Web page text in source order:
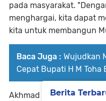
pada masyarakat.
menghargai, kita dapat
kita untuk membangun
Baca Juga : Wujudkan
Cepat Bupati H M Toha
Akhmad Toyibir SSTP
Berita